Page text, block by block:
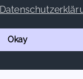
Okay